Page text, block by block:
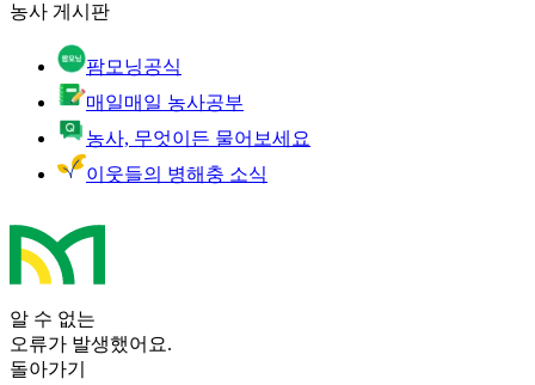
농사 게시판
팜모닝공식
매일매일 농사공부
농사, 무엇이든 물어보세요
이웃들의 병해충 소식
알 수 없는
오류가 발생했어요.
돌아가기